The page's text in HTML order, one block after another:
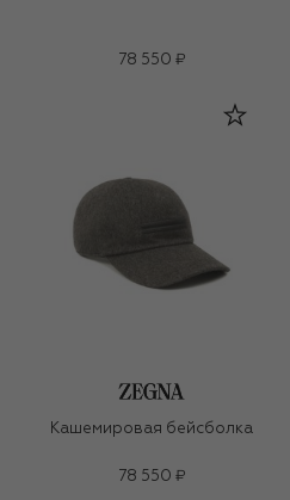
78 550 ₽
Кашемировая бейсболка
78 550 ₽